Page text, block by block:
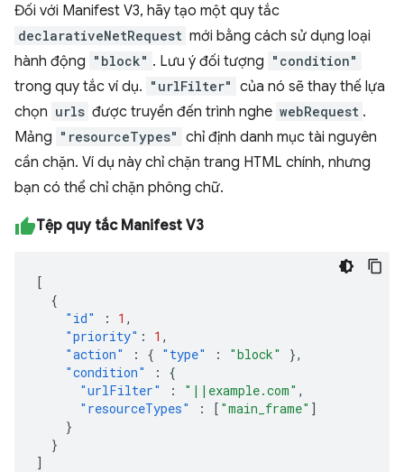
Đối với Manifest V3, hãy tạo một quy tắc
declarativeNetRequest mới bằng cách sử dụng loại
hành động "block" . Lưu ý đối tượng "condition"
trong quy tắc ví dụ. "urlFilter" của nó sẽ thay thế lựa
chọn urls được truyền đến trình nghe webRequest .
Mảng "resourceTypes" chỉ định danh mục tài nguyên
cần chặn. Ví dụ này chỉ chặn trang HTML chính, nhưng
bạn có thể chỉ chặn phông chữ.
Tệp quy tắc Manifest V3
[
{
"id"
: 1 ,
"priority" : 1 ,
"action"
: { "type" : "block"
},
"condition"
:
{
"urlFilter"
: "||example.com" ,
"resourceTypes"
: [ "main_frame" ]
}
}
]